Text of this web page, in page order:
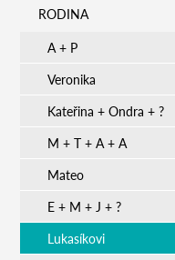
RODINA
A + P
Veronika
Kateřina + Ondra + ?
M + T + A + A
Mateo
E + M + J + ?
Lukasíkovi